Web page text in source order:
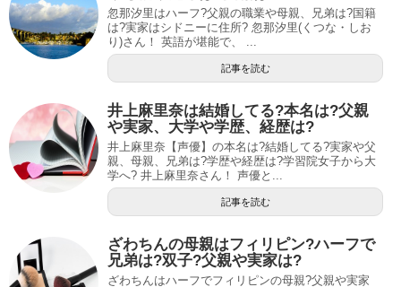
忽那汐里はハーフ?父親の職業や母親、兄弟は?国籍
は?実家はシドニーに住所? 忽那汐里(くつな・しお
り)さん！ 英語が堪能で、 ...
記事を読む
井上麻里奈は結婚してる?本名は?父親
や実家、大学や学歴、経歴は?
井上麻里奈【声優】の本名は?結婚してる?実家や父
親、母親、兄弟は?学歴や経歴は?学習院女子から大
学へ? 井上麻里奈さん！ 声優と...
記事を読む
ざわちんの母親はフィリピン?ハーフで
兄弟は?双子?父親や実家は?
ざわちんはハーフでフィリピンの母親?父親や実家